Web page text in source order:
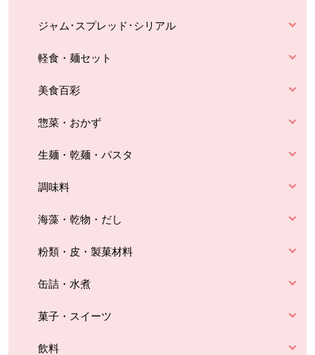
ジャム･スプレッド･シリアル
軽食・麺セット
美食百彩
惣菜・おかず
生麺・乾麺・パスタ
調味料
海藻・乾物・だし
粉類・皮・製菓材料
缶詰・水煮
菓子・スイーツ
飲料